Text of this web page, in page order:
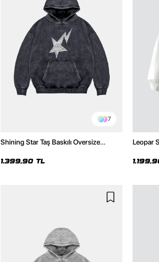
7
Shining Star Taş Baskılı Oversize
1.399,90 TL
Leopar